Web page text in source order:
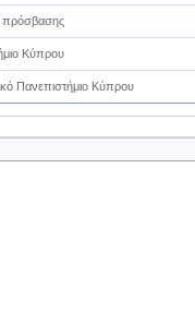
πρόσβασης
Κύπρου
Πανεπιστήμιο Κύπρου